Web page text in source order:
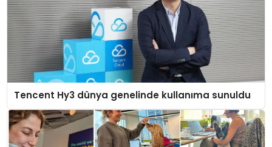
Tencent Hy3 dünya genelinde kullanıma sunuldu